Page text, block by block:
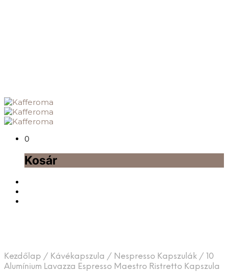
0
Kosár
Kezdőlap / Kávékapszula / Nespresso Kapszulák / 10
Alumínium Lavazza Espresso Maestro Ristretto Kapszula